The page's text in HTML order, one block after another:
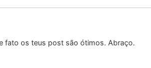
fato os teus post são ótimos. Abraço.